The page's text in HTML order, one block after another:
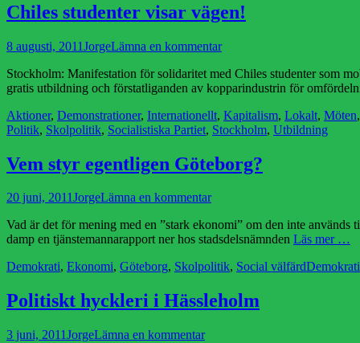
Chiles studenter visar vägen!
Publicerad
8 augusti, 2011 Författare
JorgeLämna en kommentar
Stockholm: Manifestation för solidaritet med Chiles studenter som
gratis utbildning och förstatliganden av kopparindustrin för
Kategorier
Aktioner, Demonstrationer, Internationellt, Kapitalism, Lokalt, Möten,
Politik, Skolpolitik, Socialistiska Partiet, Stockholm, Utbildning
Vem styr egentligen Göteborg?
Publicerad
20 juni, 2011Författare
JorgeLämna en kommentar
Vad är det för mening med en ”stark ekonomi” om den inte
damp en tjänstemannarapport ner hos stadsdelsnämnden Läs mer …
Kategorier
Demokrati, Ekonomi, Göteborg, Skolpolitik, Social välfärdEtiketter
Demokrati
Politiskt hyckleri i Hässleholm
Publicerad
3 juni, 2011 Författare
JorgeLämna en kommentar